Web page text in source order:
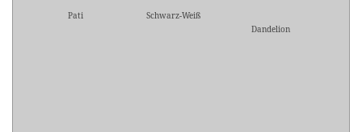
Pati
Schwarz-Weiß
Dandelion